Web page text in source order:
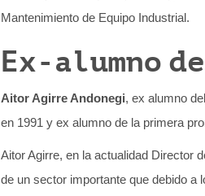
Mantenimiento de Equipo Industrial.
Ex-alumno
Aitor Agirre Andonegi, ex alumno
en 1991 y ex alumno de la primera
Aitor Agirre, en la actualidad Director
de un sector importante que debido